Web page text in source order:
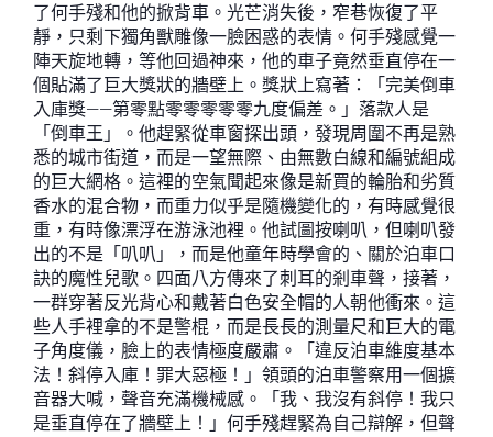
了何手殘和他的掀背車。光芒消失後，窄巷恢復了平
靜，只剩下獨角獸雕像一臉困惑的表情。何手殘感覺一
陣天旋地轉，等他回過神來，他的車子竟然垂直停在一
個貼滿了巨大獎狀的牆壁上。獎狀上寫著：「完美倒車
入庫獎——第零點零零零零零九度偏差。」落款人是
「倒車王」。他趕緊從車窗探出頭，發現周圍不再是熟
悉的城市街道，而是一望無際、由無數白線和編號組成
的巨大網格。這裡的空氣聞起來像是新買的輪胎和劣質
香水的混合物，而重力似乎是隨機變化的，有時感覺很
重，有時像漂浮在游泳池裡。他試圖按喇叭，但喇叭發
出的不是「叭叭」，而是他童年時學會的、關於泊車口
訣的魔性兒歌。四面八方傳來了刺耳的剎車聲，接著，
一群穿著反光背心和戴著白色安全帽的人朝他衝來。這
些人手裡拿的不是警棍，而是長長的測量尺和巨大的電
子角度儀，臉上的表情極度嚴肅。「違反泊車維度基本
法！斜停入庫！罪大惡極！」領頭的泊車警察用一個擴
音器大喊，聲音充滿機械感。「我、我沒有斜停！我只
是垂直停在了牆壁上！」何手殘趕緊為自己辯解，但聲